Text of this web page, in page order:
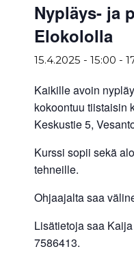
Nypläys- ja
Elokololla
15.4.2025 - 15:00 -
Kaikille avoin
kokoontuu tiistaisin
Keskustie 5,
Kurssi sopii sekä
tehneille.
Ohjaajalta saa
Lisätietoja saa
7586413.